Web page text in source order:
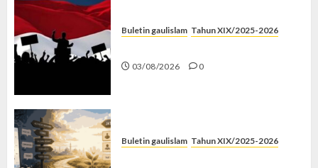
Buletin gaulislam Tahun XIX/2025-2026
03/08/2026 0
Buletin gaulislam Tahun XIX/2025-2026